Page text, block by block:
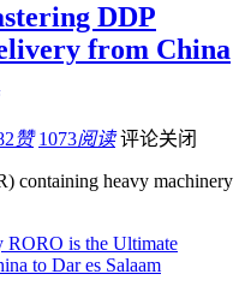
DDP
from China
赞 1073阅读 评论关闭
containing heavy machinery